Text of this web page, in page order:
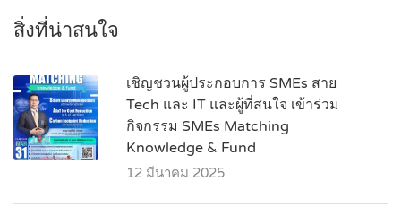
สิ่งที่น่าสนใจ
เชิญชวนผู้ประกอบการ SMEs สาย
Tech และ IT และผู้ที่สนใจ เข้าร่วม
กิจกรรม SMEs Matching
Knowledge & Fund
12 มีนาคม 2025